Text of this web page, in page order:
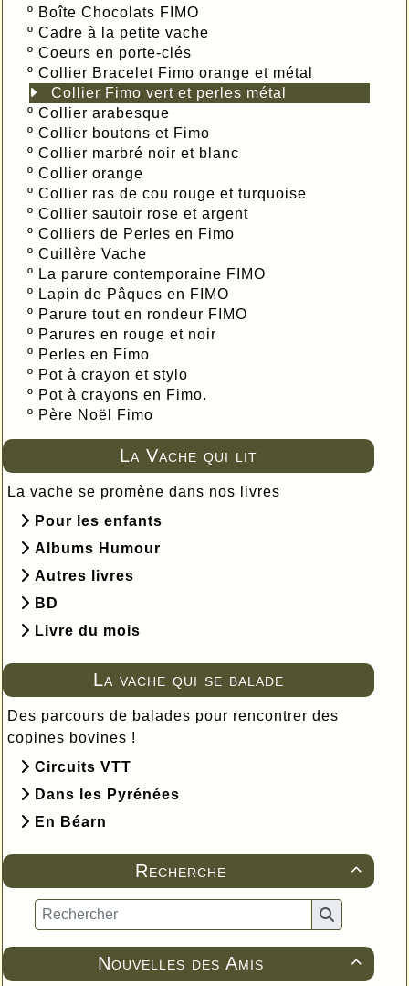
º Boîte Chocolats FIMO
º Cadre à la petite vache
º Coeurs en porte-clés
º Collier Bracelet Fimo orange et métal
Collier Fimo vert et perles métal
º Collier arabesque
º Collier boutons et Fimo
º Collier marbré noir et blanc
º Collier orange
º Collier ras de cou rouge et turquoise
º Collier sautoir rose et argent
º Colliers de Perles en Fimo
º Cuillère Vache
º La parure contemporaine FIMO
º Lapin de Pâques en FIMO
º Parure tout en rondeur FIMO
º Parures en rouge et noir
º Perles en Fimo
º Pot à crayon et stylo
º Pot à crayons en Fimo.
º Père Noël Fimo
La Vache qui lit
La vache se promène dans nos livres
Pour les enfants
Albums Humour
Autres livres
BD
Livre du mois
La vache qui se balade
Des parcours de balades pour rencontrer des
copines bovines !
Circuits VTT
Dans les Pyrénées
En Béarn

Recherche

Nouvelles des Amis